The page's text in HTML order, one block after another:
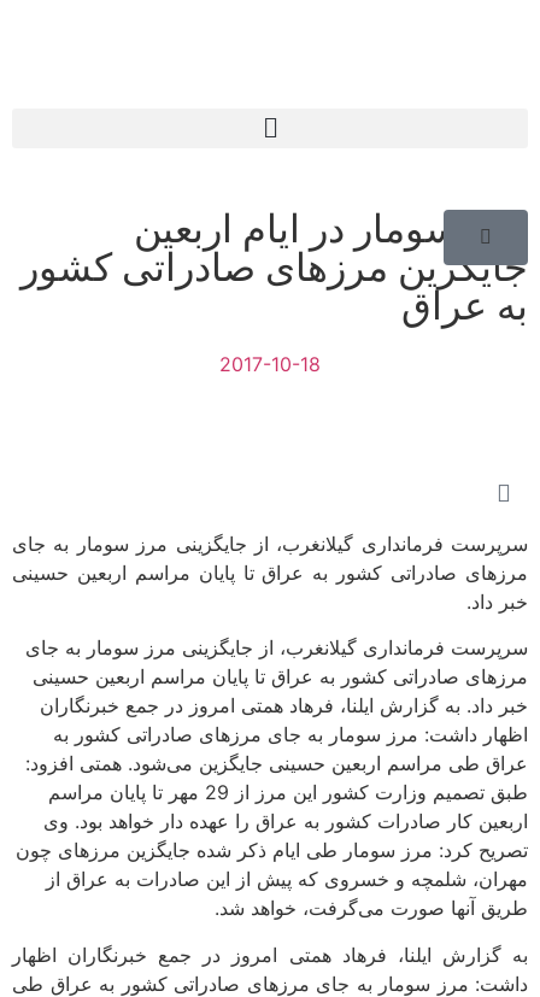
مرز سومار در ایام اربعین
جایگزین مرزهای صادراتی کشور
به عراق
2017-10-18
سرپرست فرمانداری گیلانغرب، از جایگزینی مرز سومار به جای
مرزهای صادراتی کشور به عراق تا پایان مراسم اربعین حسینی
خبر داد.
سرپرست فرمانداری گیلانغرب، از جایگزینی مرز سومار به جای
مرزهای صادراتی کشور به عراق تا پایان مراسم اربعین حسینی
خبر داد. به گزارش ایلنا، فرهاد همتی امروز در جمع خبرنگاران
اظهار داشت: مرز سومار به جای مرزهای صادراتی کشور به
عراق طی مراسم اربعین حسینی جایگزین می‌شود. همتی افزود:
طبق تصمیم وزارت کشور این مرز از 29 مهر تا پایان مراسم
اربعین کار صادرات کشور به عراق را عهده دار خواهد بود. وی
تصریح کرد: مرز سومار طی ایام ذکر شده جایگزین مرزهای چون
مهران، شلمچه و خسروی که پیش از این صادرات به عراق از
طریق آنها صورت می‌گرفت، خواهد شد.
به گزارش ایلنا، فرهاد همتی امروز در جمع خبرنگاران اظهار
داشت: مرز سومار به جای مرزهای صادراتی کشور به عراق طی